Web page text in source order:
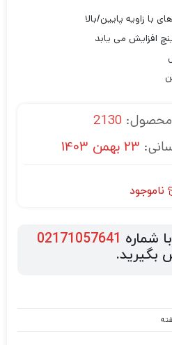
زاویه پایین/بالا
محصول:2130
23 بهمن 1403
ناموجود
شماره 02171057641
بگیرید.